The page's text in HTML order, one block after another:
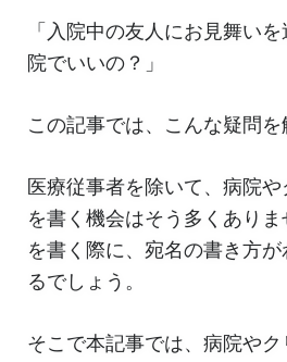
「入院中の友人にお見舞い
院でいいの？」
この記事では、こんな疑問を
医療従事者を除いて、病院
を書く機会はそう多くあり
を書く際に、宛名の書き方
るでしょう。
そこで本記事では、病院や